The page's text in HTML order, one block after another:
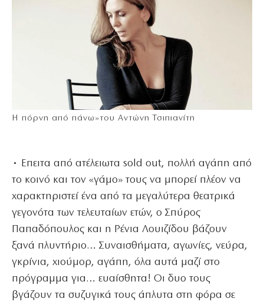
Η πόρνη από πάνω»του Αντώνη Τσιπιανίτη
• Επειτα από ατέλειωτα sold out, πολλή αγάπη από
το κοινό και τον «γάμο» τους να μπορεί πλέον να
χαρακτηριστεί ένα από τα μεγαλύτερα θεατρικά
γεγονότα των τελευταίων ετών, ο Σπύρος
Παπαδόπουλος και η Ρένια Λουιζίδου βάζουν
ξανά πλυντήριο… Συναισθήματα, αγωνίες, νεύρα,
γκρίνια, χιούμορ, αγάπη, όλα αυτά μαζί στο
πρόγραμμα για… ευαίσθητα! Οι δυο τους
βγάζουν τα συζυγικά τους άπλυτα στη φόρα σε